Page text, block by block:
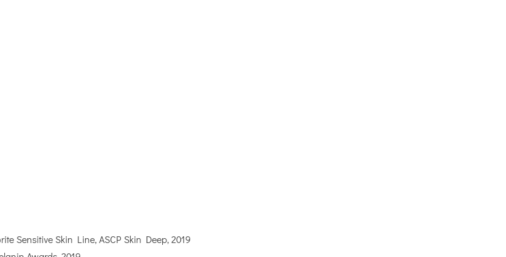
Sensitive Skin Line, ASCP Skin Deep, 2019